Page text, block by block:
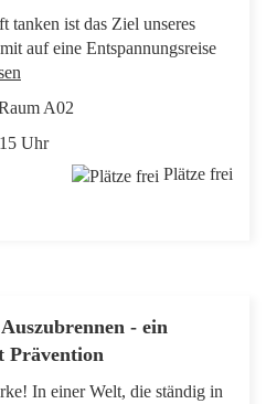
tanken ist das Ziel unseres
auf eine Entspannungsreise
A02
Uhr
Plätze frei
- ein
Prävention
In einer Welt, die ständig in